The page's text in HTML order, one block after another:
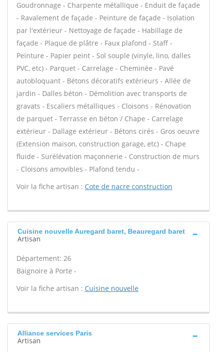
Goudronnage - Charpente métallique - Enduit de façade
- Ravalement de façade - Peinture de façade - Isolation
par l'extérieur - Nettoyage de façade - Habillage de
façade - Plaque de plâtre - Faux plafond - Staff -
Peinture - Papier peint - Sol souple (vinyle, lino, dalles
PVC, etc) - Parquet - Carrelage - Cheminée - Pavé
autobloquant - Bétons décoratifs extérieurs - Allée de
jardin - Dalles béton - Démolition avec transports de
gravats - Escaliers métalliques - Cloisons - Rénovation
de parquet - Terrasse en béton / Chape - Carrelage
extérieur - Dallage extérieur - Bétons cirés - Gros oeuvre
(Extension maison, construction garage, etc) - Chape
fluide - Surélévation maçonnerie - Construction de murs
- Cloisons amovibles - Plafond tendu -
Voir la fiche artisan : Cote de nacre construction
Cuisine nouvelle Auregard baret, Beauregard baret
Artisan
Département: 26
Baignoire à Porte -
Voir la fiche artisan : Cuisine nouvelle
Alliance services Paris
Artisan